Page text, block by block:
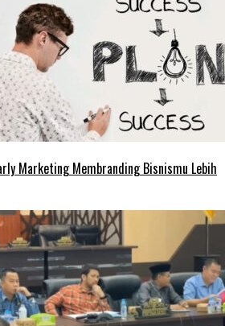
Marketing Membranding Bisnismu Lebih